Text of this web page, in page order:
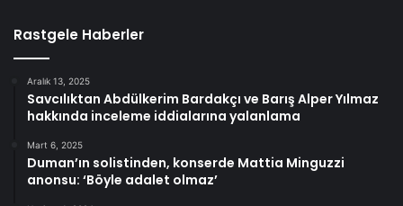
Rastgele Haberler
Aralık 13, 2025
Savcılıktan Abdülkerim Bardakçı ve Barış Alper Yılmaz
hakkında inceleme iddialarına yalanlama
Mart 6, 2025
Duman’ın solistinden, konserde Mattia Minguzzi
anonsu: ‘Böyle adalet olmaz’